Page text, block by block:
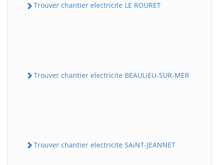
Trouver chantier electricite LE ROURET
Trouver chantier electricite BEAULiEU-SUR-MER
Trouver chantier electricite SAiNT-JEANNET